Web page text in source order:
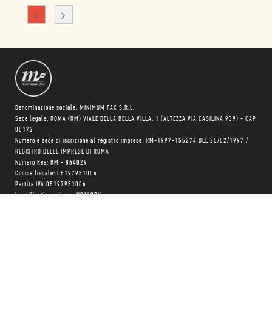
Denominazione sociale: MINIMUM FAX S.R.L.
Sede legale: ROMA (RM) VIALE DELLA BELLA VILLA, 1 (ALTEZZA VIA CASILINA 939) - CAP
00172
Numero e sede di iscrizione al registro imprese: RM-1997-155274 DEL 25/02/1997 /
REGISTRO DELLE IMPRESE DI ROMA
Numero Rea: RM - 864029
Codice fiscale: 05197951006
Partita IVA 05197951006
Identificativo univoco: USAL8PV